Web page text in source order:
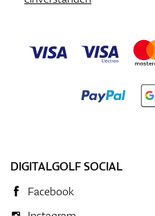
DIGITALGOLF SOCIAL
Facebook